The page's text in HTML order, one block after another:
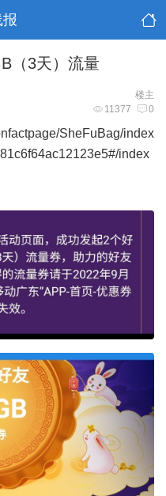
（3天）流量
楼主
11377 0
SheFuBag/index
index